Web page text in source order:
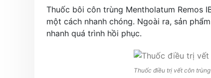
Thuốc bôi côn trùng Mentholatum Remos
một cách nhanh chóng. Ngoài ra, sản
nhanh quá trình hồi phục.
Thuốc điều trị vết côn